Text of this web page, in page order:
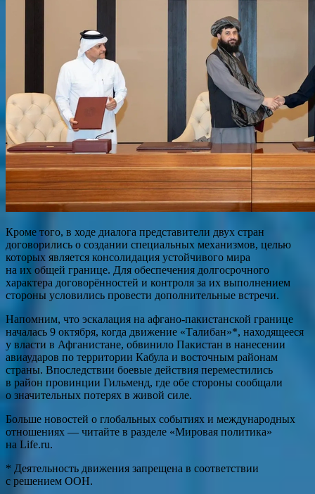
Кроме того, в ходе диалога представители двух стран
договорились о создании специальных механизмов, целью
которых является консолидация устойчивого мира
на их общей границе. Для обеспечения долгосрочного
характера договорённостей и контроля за их выполнением
стороны условились провести дополнительные встречи.
Напомним, что эскалация на афгано-пакистанской границе
началась 9 октября, когда движение «Талибан»*, находящееся
у власти в Афганистане, обвинило Пакистан в нанесении
авиаударов по территории Кабула и восточным районам
страны. Впоследствии боевые действия переместились
в район провинции Гильменд, где обе стороны сообщали
о значительных потерях в живой силе.
Больше новостей о глобальных событиях и международных
отношениях — читайте в разделе «Мировая политика»
на Life.ru.
* Деятельность движения запрещена в соответствии
с решением ООН.